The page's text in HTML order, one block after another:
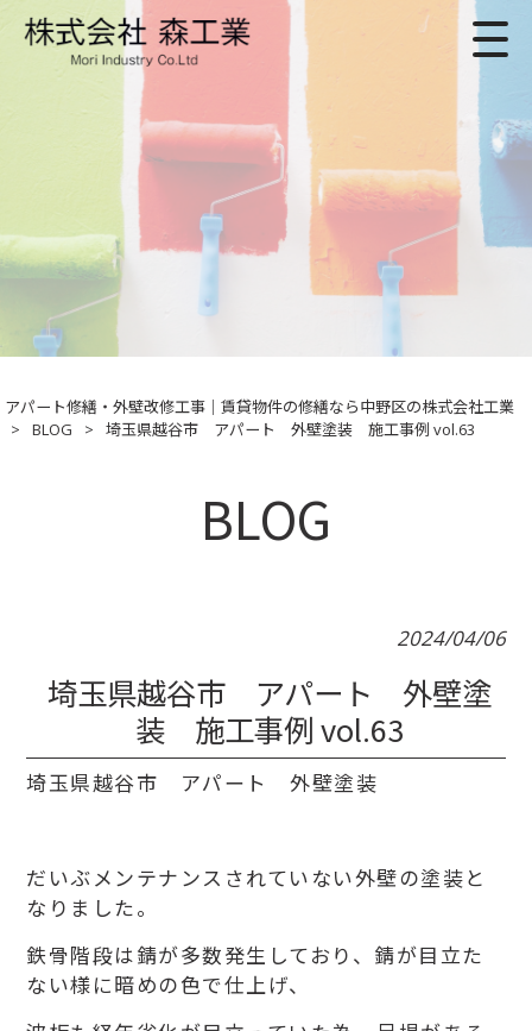
アパート修繕・外壁改修工事｜賃貸物件の修繕なら中野区の株式会社工業
>
BLOG > 埼玉県越谷市 アパート 外壁塗装 施工事例 vol.63
BLOG
2024/04/06
埼玉県越谷市 アパート 外壁塗
装 施工事例 vol.63
埼玉県越谷市 アパート 外壁塗装
だいぶメンテナンスされていない外壁の塗装と
なりました。
鉄骨階段は錆が多数発生しており、錆が目立た
ない様に暗めの色で仕上げ、